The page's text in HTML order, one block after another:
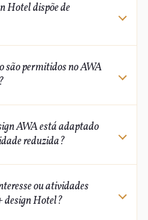
Hotel dispõe de
são permitidos no AWA
AWA está adaptado
reduzida?
mobilidade reduzida
ou atividades
design Hotel?